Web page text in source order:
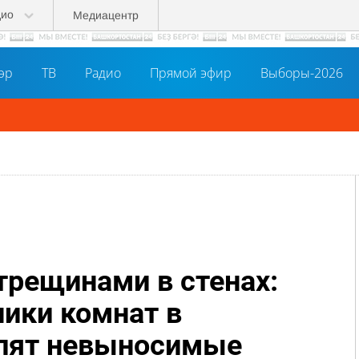
Медиацентр
ТВ Радио Прямой эфир Выборы-2026
в стенах:
комнат в
невыносимые